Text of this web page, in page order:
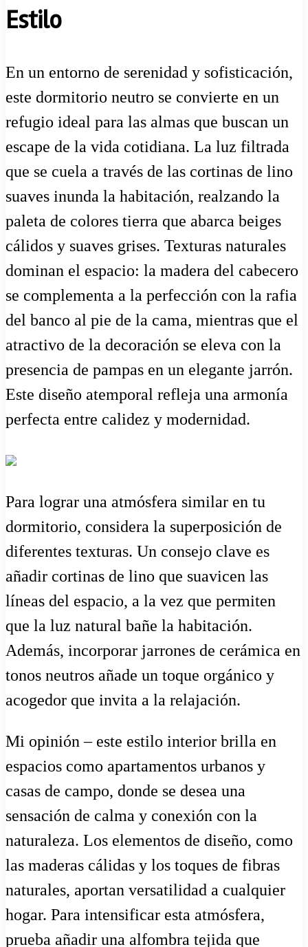
Estilo
En un entorno de serenidad y sofisticación,
este dormitorio neutro se convierte en un
refugio ideal para las almas que buscan un
escape de la vida cotidiana. La luz filtrada
que se cuela a través de las cortinas de lino
suaves inunda la habitación, realzando la
paleta de colores tierra que abarca beiges
cálidos y suaves grises. Texturas naturales
dominan el espacio: la madera del cabecero
se complementa a la perfección con la rafia
del banco al pie de la cama, mientras que el
atractivo de la decoración se eleva con la
presencia de pampas en un elegante jarrón.
Este diseño atemporal refleja una armonía
perfecta entre calidez y modernidad.
Para lograr una atmósfera similar en tu
dormitorio, considera la superposición de
diferentes texturas. Un consejo clave es
añadir cortinas de lino que suavicen las
líneas del espacio, a la vez que permiten
que la luz natural bañe la habitación.
Además, incorporar jarrones de cerámica en
tonos neutros añade un toque orgánico y
acogedor que invita a la relajación.
Mi opinión – este estilo interior brilla en
espacios como apartamentos urbanos y
casas de campo, donde se desea una
sensación de calma y conexión con la
naturaleza. Los elementos de diseño, como
las maderas cálidas y los toques de fibras
naturales, aportan versatilidad a cualquier
hogar. Para intensificar esta atmósfera,
prueba añadir una alfombra tejida que